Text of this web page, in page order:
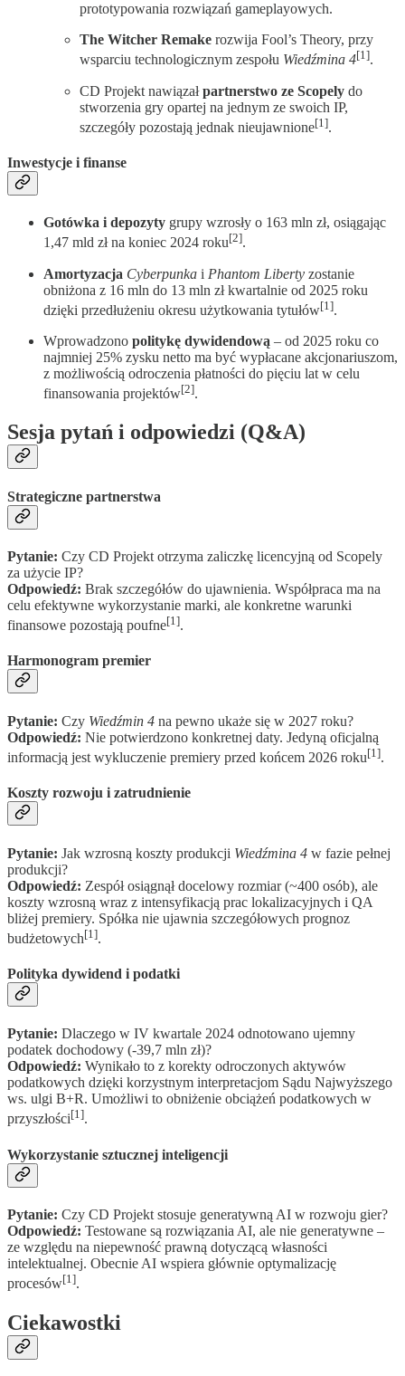
prototypowania rozwiązań gameplayowych.
The Witcher Remake rozwija Fool’s Theory, przy
wsparciu technologicznym zespołu Wiedźmina 4[1].
CD Projekt nawiązałpartnerstwo ze Scopely do
stworzenia gry opartej na jednym ze swoich IP,
szczegóły pozostają jednak nieujawnione[1].
Inwestycje i finanse
Gotówka i depozyty grupy wzrosły o 163 mln zł, osiągając
1,47 mld zł na koniec 2024 roku[2].
Amortyzacja Cyberpunka i Phantom Liberty zostanie
obniżona z 16 mln do 13 mln zł kwartalnie od 2025 roku
dzięki przedłużeniu okresu użytkowania tytułów[1].
Wprowadzono politykę dywidendową – od 2025 roku co
najmniej 25% zysku netto ma być wypłacane akcjonariuszom,
z możliwością odroczenia płatności do pięciu lat w celu
finansowania projektów[2].
Sesja pytań i odpowiedzi (Q&A)
Strategiczne partnerstwa
Pytanie: Czy CD Projekt otrzyma zaliczkę licencyjną od Scopely
za użycie IP?
Odpowiedź: Brak szczegółów do ujawnienia. Współpraca ma na
celu efektywne wykorzystanie marki, ale konkretne warunki
finansowe pozostają poufne[1].
Harmonogram premier
Pytanie: Czy Wiedźmin 4 na pewno ukaże się w 2027 roku?
Odpowiedź: Nie potwierdzono konkretnej daty. Jedyną oficjalną
informacją jest wykluczenie premiery przed końcem 2026 roku[1].
Koszty rozwoju i zatrudnienie
Pytanie: Jak wzrosną koszty produkcji Wiedźmina 4 w fazie pełnej
produkcji?
Odpowiedź: Zespół osiągnął docelowy rozmiar (~400 osób), ale
koszty wzrosną wraz z intensyfikacją prac lokalizacyjnych i QA
bliżej premiery. Spółka nie ujawnia szczegółowych prognoz
budżetowych[1].
Polityka dywidend i podatki
Pytanie: Dlaczego w IV kwartale 2024 odnotowano ujemny
podatek dochodowy (-39,7 mln zł)?
Odpowiedź: Wynikało to z korekty odroczonych aktywów
podatkowych dzięki korzystnym interpretacjom Sądu Najwyższego
ws. ulgi B+R. Umożliwi to obniżenie obciążeń podatkowych w
przyszłości[1].
Wykorzystanie sztucznej inteligencji
Pytanie: Czy CD Projekt stosuje generatywną AI w rozwoju gier?
Odpowiedź: Testowane są rozwiązania AI, ale nie generatywne –
ze względu na niepewność prawną dotyczącą własności
intelektualnej. Obecnie AI wspiera głównie optymalizację
procesów[1].
Ciekawostki